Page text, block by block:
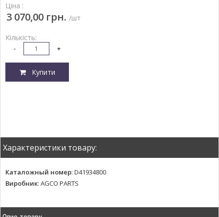
Ціна :
3 070,00 грн. /шт
Кількість:
- +
Купити
Характеристики товару:
Каталожный номер: D41934800
Виробник: AGCO PARTS